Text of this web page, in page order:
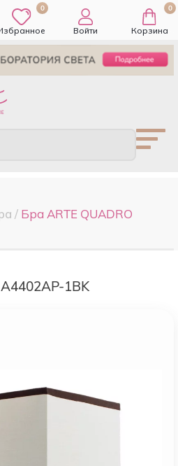
0
Войти
0
Корзина
/ Бра ARTE QUADRO
1BK